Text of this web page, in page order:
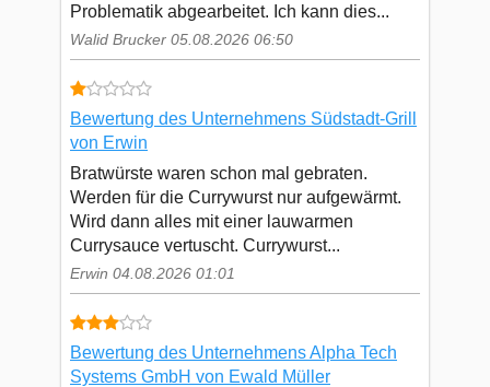
Problematik abgearbeitet. Ich kann dies...
Walid Brucker 05.08.2026 06:50
Bewertung des Unternehmens Südstadt-Grill
von Erwin
Bratwürste waren schon mal gebraten.
Werden für die Currywurst nur aufgewärmt.
Wird dann alles mit einer lauwarmen
Currysauce vertuscht. Currywurst...
Erwin 04.08.2026 01:01
Bewertung des Unternehmens Alpha Tech
Systems GmbH von Ewald Müller